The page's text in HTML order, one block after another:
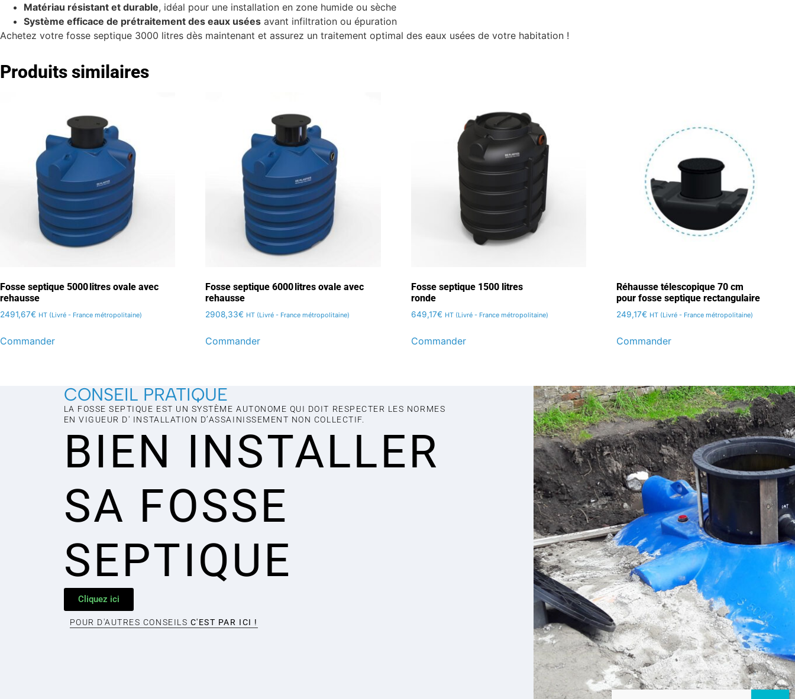
Matériau résistant et durable, idéal pour une installation en zone humide ou sèche
Système efficace de prétraitement des eaux usées avant infiltration ou épuration
Achetez votre fosse septique 3000 litres dès maintenant et assurez un traitement optimal des eaux usées de votre habitation !
Produits similaires
Fosse septique 5000 litres ovale avec
rehausse
2491,67€ HT (Livré - France métropolitaine)
Commander
Fosse septique 6000 litres ovale avec
rehausse
2908,33€ HT (Livré - France métropolitaine)
Commander
Fosse septique 1500 litres
ronde
649,17€ HT (Livré - France métropolitaine)
Commander
Réhausse télescopique 70 cm
pour fosse septique rectangulaire
249,17€ HT (Livré - France métropolitaine)
Commander
CONSEIL PRATIQUE
LA FOSSE SEPTIQUE EST UN SYSTÈME AUTONOME QUI DOIT RESPECTER LES NORMES
EN VIGUEUR D' INSTALLATION D’ASSAINISSEMENT NON COLLECTIF.
BIEN INSTALLER
SA FOSSE
SEPTIQUE
Cliquez ici
POUR D'AUTRES CONSEILS C'EST PAR ICI !